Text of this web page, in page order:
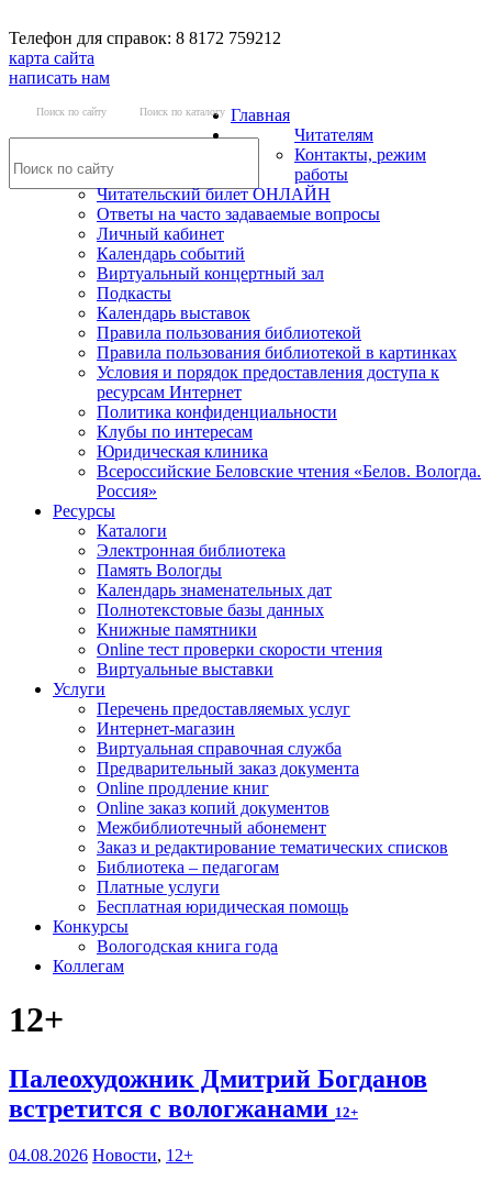
Телефон для справок: 8 8172 759212
карта сайта
написать нам
Поиск по сайту Поиск по каталогу Главная
Читателям
Контакты, режим
работы
Читательский билет ОНЛАЙН
Ответы на часто задаваемые вопросы
Личный кабинет
Календарь событий
Виртуальный концертный зал
Подкасты
Календарь выставок
Правила пользования библиотекой
Правила пользования библиотекой в картинках
Условия и порядок предоставления доступа к
ресурсам Интернет
Политика конфиденциальности
Клубы по интересам
Юридическая клиника
Всероссийские Беловские чтения «Белов. Вологда.
Россия»
Ресурсы
Каталоги
Электронная библиотека
Память Вологды
Календарь знаменательных дат
Полнотекстовые базы данных
Книжные памятники
Online тест проверки скорости чтения
Виртуальные выставки
Услуги
Перечень предоставляемых услуг
Интернет-магазин
Виртуальная справочная служба
Предварительный заказ документа
Online продление книг
Online заказ копий документов
Межбиблиотечный абонемент
Заказ и редактирование тематических списков
Библиотека – педагогам
Платные услуги
Бесплатная юридическая помощь
Конкурсы
Вологодская книга года
Коллегам
12+
Палеохудожник Дмитрий Богданов
встретится с вологжанами 12+
04.08.2026 Новости, 12+